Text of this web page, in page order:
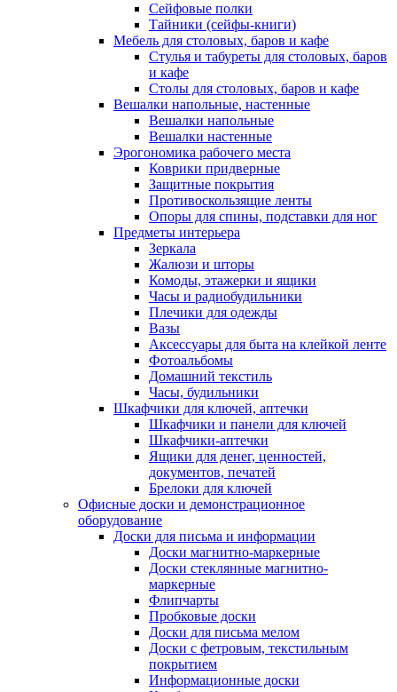
Сейфовые полки
Тайники (сейфы-книги)
Мебель для столовых, баров и кафе
Стулья и табуреты для столовых, баров
и кафе
Столы для столовых, баров и кафе
Вешалки напольные, настенные
Вешалки напольные
Вешалки настенные
Эрогономика рабочего места
Коврики придверные
Защитные покрытия
Противоскользящие ленты
Опоры для спины, подставки для ног
Предметы интерьера
Зеркала
Жалюзи и шторы
Комоды, этажерки и ящики
Часы и радиобудильники
Плечики для одежды
Вазы
Аксессуары для быта на клейкой ленте
Фотоальбомы
Домашний текстиль
Часы, будильники
Шкафчики для ключей, аптечки
Шкафчики и панели для ключей
Шкафчики-аптечки
Ящики для денег, ценностей,
документов, печатей
Брелоки для ключей
Офисные доски и демонстрационное
оборудование
Доски для письма и информации
Доски магнитно-маркерные
Доски стеклянные магнитно-
маркерные
Флипчарты
Пробковые доски
Доски для письма мелом
Доски с фетровым, текстильным
покрытием
Информационные доски